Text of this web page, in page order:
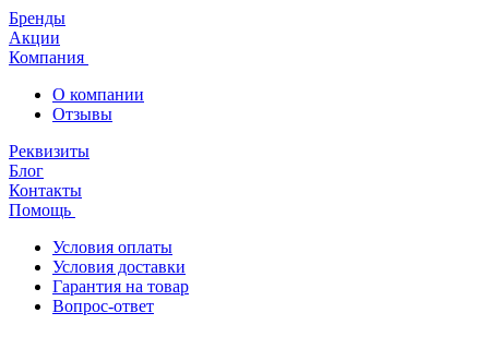
Бренды
Акции
Компания
О компании
Отзывы
Реквизиты
Блог
Контакты
Помощь
Условия оплаты
Условия доставки
Гарантия на товар
Вопрос-ответ